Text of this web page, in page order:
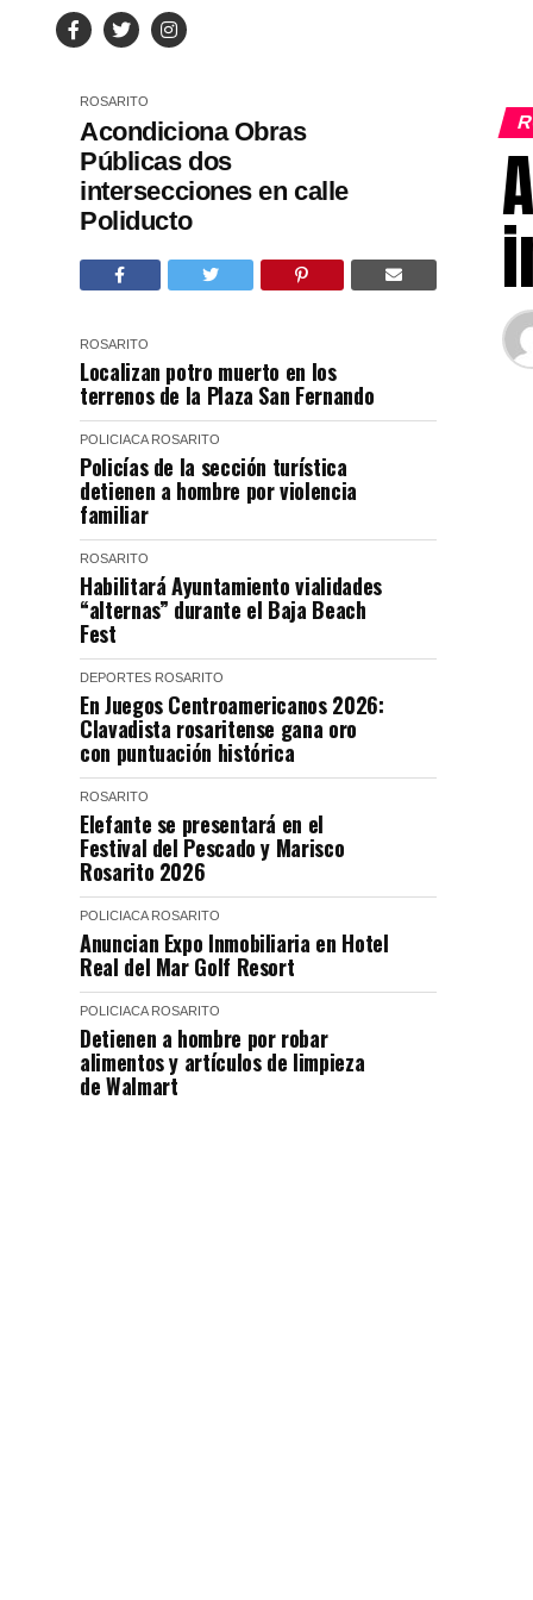
ROSARITO
Acondiciona Obras
Públicas dos
intersecciones en calle
Poliducto
ROSARITO
Localizan potro muerto en los
terrenos de la Plaza San Fernando
POLICIACA ROSARITO
Policías de la sección turística
detienen a hombre por violencia
familiar
ROSARITO
Habilitará Ayuntamiento vialidades
“alternas” durante el Baja Beach
Fest
DEPORTES ROSARITO
En Juegos Centroamericanos 2026:
Clavadista rosaritense gana oro
con puntuación histórica
ROSARITO
Elefante se presentará en el
Festival del Pescado y Marisco
Rosarito 2026
POLICIACA ROSARITO
Anuncian Expo Inmobiliaria en Hotel
Real del Mar Golf Resort
POLICIACA ROSARITO
Detienen a hombre por robar
alimentos y artículos de limpieza
de Walmart